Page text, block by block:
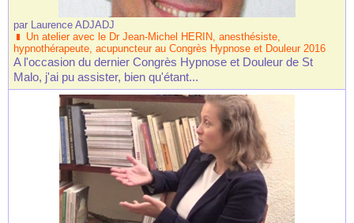
par Laurence ADJADJ
Un atelier avec le Dr Jean-Michel HERIN, anesthésiste,
hypnothérapeute, acupuncteur au Congrès Hypnose et Douleur 2016
A l'occasion du dernier Congrès Hypnose et Douleur de St
Malo, j'ai pu assister, bien qu'étant...